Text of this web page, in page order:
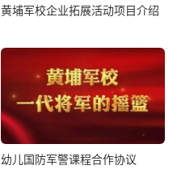
黄埔军校企业拓展活动项目介绍
幼儿国防军警课程合作协议